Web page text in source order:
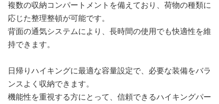
複数の収納コンパートメントを備えており、荷物の種類に
応じた整理整頓が可能です。
背面の通気システムにより、長時間の使用でも快適性を維
持できます。
日帰りハイキングに最適な容量設定で、必要な装備をバラ
ンスよく収納できます。
機能性を重視する方にとって、信頼できるハイキングパー